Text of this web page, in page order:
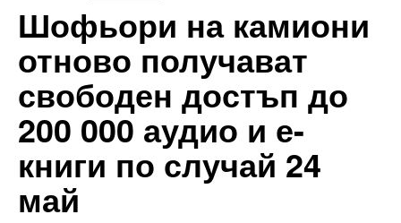
Шофьори на камиони
отново получават
свободен достъп до
200 000 аудио и е-
книги по случай 24
май